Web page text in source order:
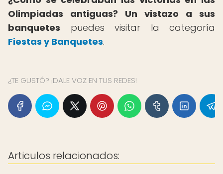
Olimpiadas antiguas? Un vistazo a sus
banquetes puedes visitar la categoría
Fiestas y Banquetes.
¿TE GUSTÓ? ¡DALE VOZ EN TUS REDES!
Articulos relacionados: